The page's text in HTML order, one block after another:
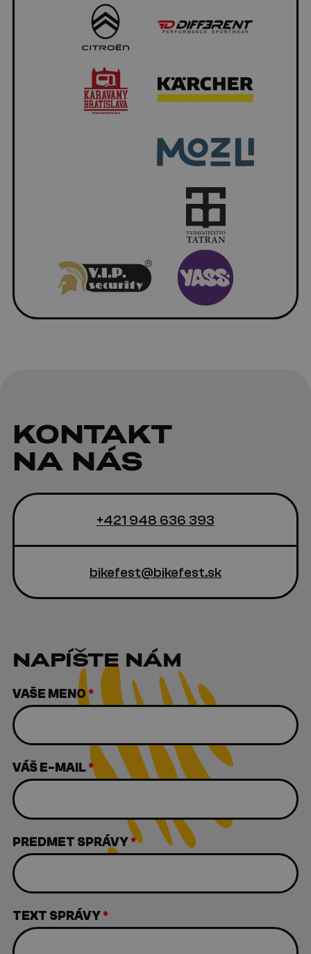
KONTAKT
NA NÁS
+421 948 636 393
bikefest@bikefest.sk
NAPÍŠTE NÁM
VAŠE MENO*
VÁŠ E-MAIL*
PREDMET SPRÁVY*
TEXT SPRÁVY*